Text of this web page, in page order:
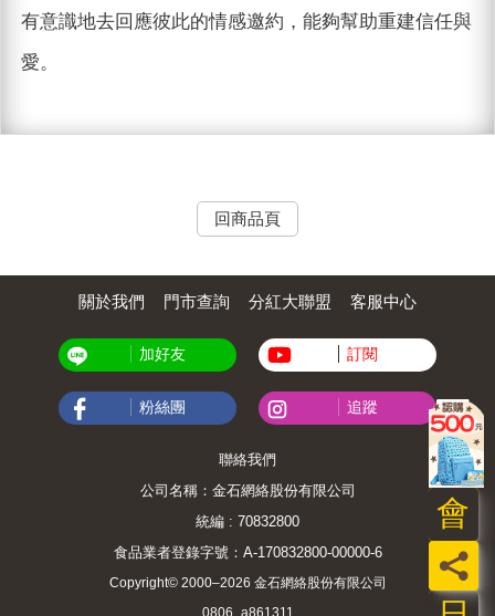
有意識地去回應彼此的情感邀約，能夠幫助重建信任與
愛。
回商品頁
員
會
關於我們 門市查詢 分紅大聯盟 客服中心
加好友 訂閱
粉絲團 追蹤
聯絡我們
公司名稱：金石網絡股份有限公司
統編 : 70832800
食品業者登錄字號：A-170832800-00000-6
Copyright© 2000–2026 金石網絡股份有限公司
0806_a861311